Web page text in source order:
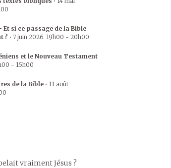
Et si ce passage de la Bible
? • 7 juin 2026 19h00 - 20h00
et le Nouveau Testament
- 15h00
de la Bible • 11 août
vraiment Jésus ?